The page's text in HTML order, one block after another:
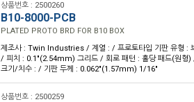
상품번호 : 2500260
B10-8000-PCB
PLATED PROTO BRD FOR B10 BOX
제조사 : Twin Industries / 계열 : / 프로토타입 기판 유형 :
/ 피치 : 0.1"(2.54mm) 그리드 / 회로 패턴 : 홀당 패드(원형
크기/치수 : / 기판 두께 : 0.062"(1.57mm) 1/16"
상품번호 : 2500259